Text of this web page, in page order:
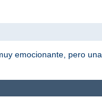
emocionante, pero